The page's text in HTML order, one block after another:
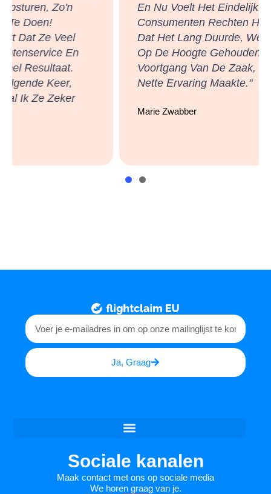
En Nu Voelt Het Eindelijk Alsof
Consumenten Rechten Hebben! Ondanks
Dat Het Lang Duurde, Werd Ik Regelmatig
Op De Hoogte Gehouden Van De
Voortgang Van De Zaak, Wat Het Een Zeer
Nette Ervaring Maakte."
Ja, Graag
Sociale kanalen
Maak contact met ons op sociale media
We horen graag van je.